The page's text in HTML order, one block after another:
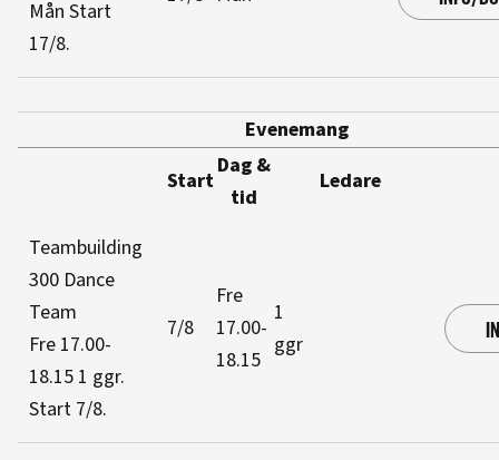
Mån Start
17/8.
Evenemang
Start
Dag &
tid
Ledare
Teambuilding
300 Dance
Team
Fre 17.00-
18.15 1 ggr.
Start 7/8.
7/8
Fre
17.00-
18.15
1
ggr